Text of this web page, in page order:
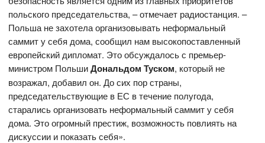
польского председательства, – отмечает радиостанция. –
Польша не захотела организовывать неформальный
саммит у себя дома, сообщил нам высокопоставленный
европейский дипломат. Это обсуждалось с премьер-
министром ПольшиДональдом Туском, который не
возражал, добавил он. До сих пор страны,
председательствующие в ЕС в течение полугода,
старались организовать неформальный саммит у себя
дома. Это огромный престиж, возможность повлиять на
дискуссии и показать себя».